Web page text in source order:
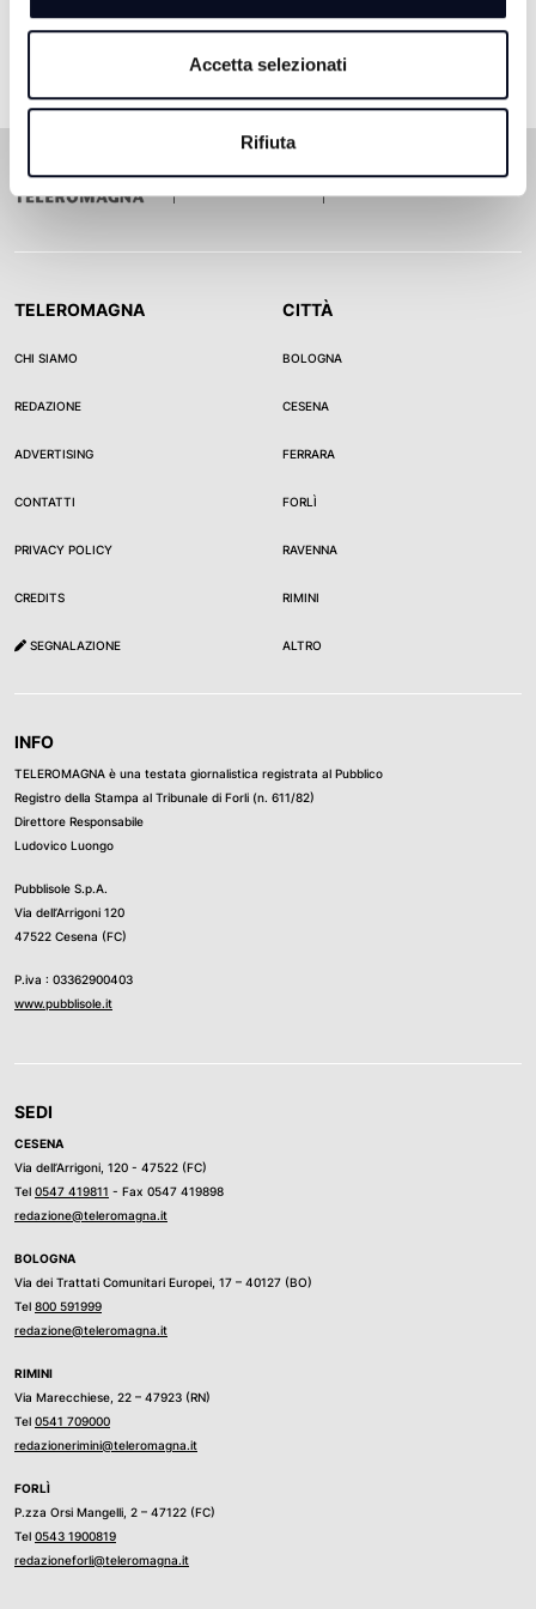
Accetta selezionati
Rifiuta
TELEROMAGNA
CHI SIAMO
REDAZIONE
ADVERTISING
CONTATTI
PRIVACY POLICY
CREDITS
SEGNALAZIONE
CITTÀ
BOLOGNA
CESENA
FERRARA
FORLÌ
RAVENNA
RIMINI
ALTRO
INFO
TELEROMAGNA è una testata giornalistica registrata al Pubblico
Registro della Stampa al Tribunale di Forli (n. 611/82)
Direttore Responsabile
Ludovico Luongo
Pubblisole S.p.A.
Via dell’Arrigoni 120
47522 Cesena (FC)
P.iva : 03362900403
www.pubblisole.it
SEDI
CESENA
Via dell’Arrigoni, 120 - 47522 (FC)
Tel 0547 419811 - Fax 0547 419898
redazione@teleromagna.it
BOLOGNA
Via dei Trattati Comunitari Europei, 17 – 40127 (BO)
Tel 800 591999
redazione@teleromagna.it
RIMINI
Via Marecchiese, 22 – 47923 (RN)
Tel 0541 709000
redazionerimini@teleromagna.it
FORLÌ
P.zza Orsi Mangelli, 2 – 47122 (FC)
Tel 0543 1900819
redazioneforli@teleromagna.it